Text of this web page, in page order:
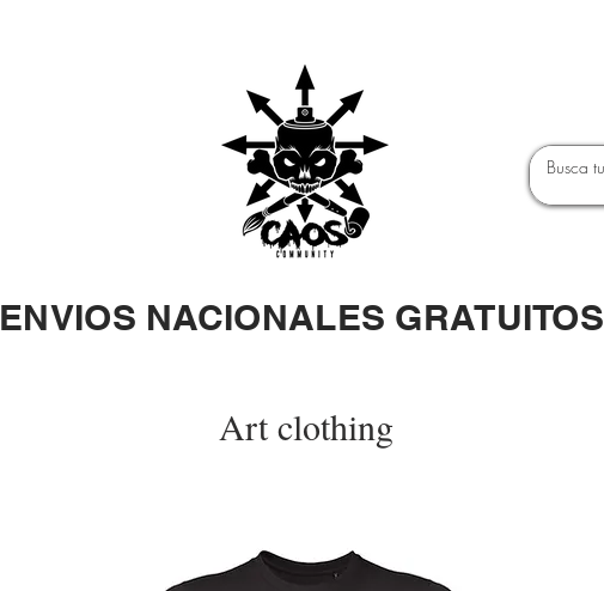
ENVIOS NACIONALES GRATUITOS
Art clothing